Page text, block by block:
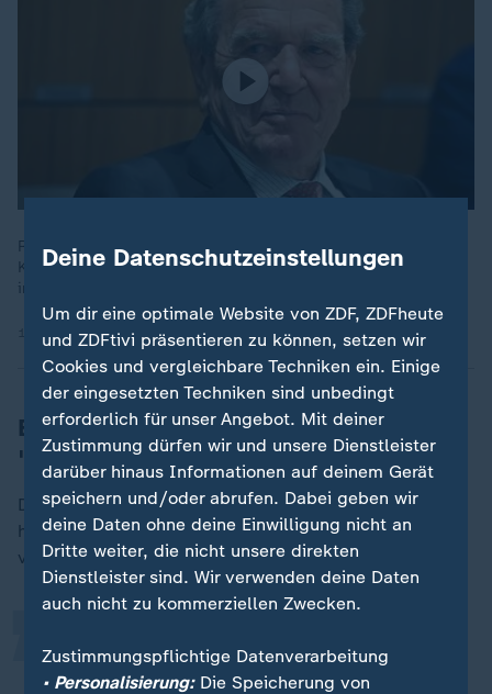
Russlands Präsident Putin spekuliert über ein mögliches
Kriegsende. Auch bringt er Altkanzler Schröder als Vermittler
ins Gespräch.
10.05.2026 | 0:25 min
Bundesregierung spricht von
"Scheinangebot"
DieBundesregierungreagierte zurückhaltend. "Wir
haben die Äußerungen zur Kenntnis genommen",
verlautete am Sonntag aus Regierungskreisen.
Sie reihen sich ein in eine Serie von
Scheinangeboten.
„
Deine Datenschutzeinstellungen
Um dir eine optimale Website von ZDF, ZDFheute
und ZDFtivi präsentieren zu können, setzen wir
Cookies und vergleichbare Techniken ein. Einige
der eingesetzten Techniken sind unbedingt
erforderlich für unser Angebot. Mit deiner
Zustimmung dürfen wir und unsere Dienstleister
darüber hinaus Informationen auf deinem Gerät
speichern und/oder abrufen. Dabei geben wir
deine Daten ohne deine Einwilligung nicht an
Dritte weiter, die nicht unsere direkten
Dienstleister sind. Wir verwenden deine Daten
auch nicht zu kommerziellen Zwecken.
Zustimmungspflichtige Datenverarbeitung
• Personalisierung:Die Speicherung von